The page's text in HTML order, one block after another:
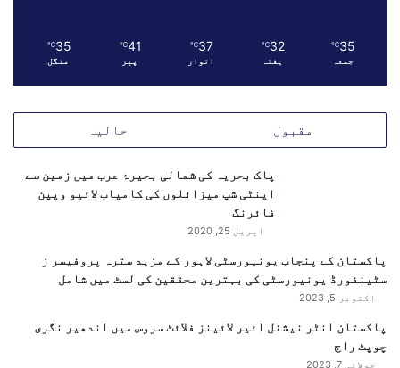
35
℃
جمعہ
32
℃
ہفتہ
37
℃
اتوار
41
℃
پیر
35
℃
منگل
مقبول حالیہ
پاک بحریہ کی شمالی بحیرۂ عرب میں زمین سے
اینٹی شپ میزائلوں کی کامیاب لائیو ویپن
فائرنگ
اپریل 25, 2020
پاکستان کے پنجاب یونیورسٹی لاہور کے مزید سترہ پروفیسر ز
سٹینفورڈ یونیورسٹی کی بہترین محققین کی لسٹ میں شامل
اکتوبر 5, 2023
پاکستان انٹر نیشنل ائیر لائینز فلائٹ سروس میں اندھیر نگری
چوپٹ راج
جولائی 7, 2023